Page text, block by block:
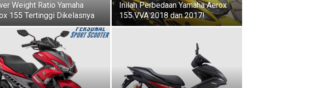
Weight Ratio Yamaha
155 Tertinggi Dikelasnya
Inilah Perbedaan Yamaha Aerox
155 VVA 2018 dan 2017!